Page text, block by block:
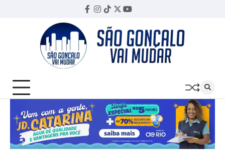
Facebook
Instagram
TikTok
TwitterYouTube